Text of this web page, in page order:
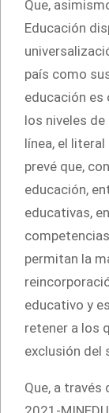
Que,
Educación
país como
educación
los niveles de
línea, el
prevé que,
educación,
educativas,
permitan la
educativo y
retener a los
exclusión del
Que, a través